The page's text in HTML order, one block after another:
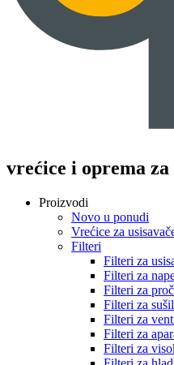
vrećice i oprema za
Proizvodi
Novo u ponudi
Vrećice za
Filteri
Filteri za
Filteri za
Filteri za
Filteri za
Filteri za
Filteri za
Filteri za